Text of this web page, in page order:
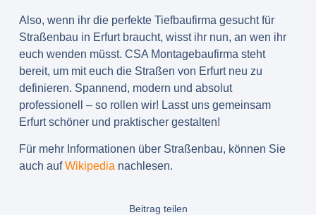
Also, wenn ihr die perfekte Tiefbaufirma gesucht für
Straßenbau in Erfurtbraucht, wisst ihr nun, an wen ihr
euch wenden müsst. CSA Montagebaufirma steht
bereit, um mit euch die Straßen von Erfurt neu zu
definieren. Spannend, modern und absolut
professionell – so rollen wir! Lasst uns gemeinsam
Erfurt schöner und praktischer gestalten!
Für mehr Informationen über Straßenbau, können Sie
auch aufWikipedianachlesen.
Beitrag teilen